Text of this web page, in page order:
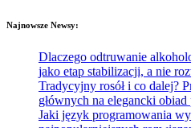
Najnowsze Newsy:
Dlaczego odtruwanie
jako etap stabilizacji, a nie
Tradycyjny rosół i co dalej?
głównych na elegancki obiad
Jaki język programowania